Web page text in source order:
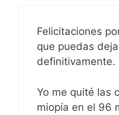
Felicitaciones
que puedas
definitivamente.
Yo me quité las
miopía en el 96